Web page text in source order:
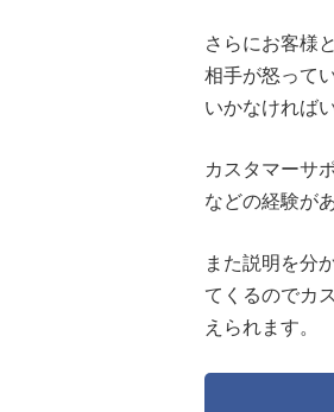
さらにお客様
相手が怒って
いかなければ
カスタマーサ
などの経験が
また説明を分
てくるのでカ
えられます。